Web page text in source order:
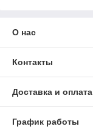
О нас
Контакты
Доставка и оплата
График работы